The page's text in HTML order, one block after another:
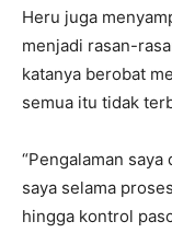
Heru juga
menjadi rasan-
katanya berobat
semua itu tidak
“Pengalaman
saya selama
hingga kontrol